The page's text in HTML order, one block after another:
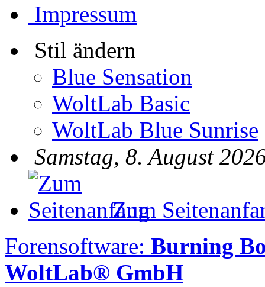
Impressum
Stil ändern
Blue Sensation
WoltLab Basic
WoltLab Blue Sunrise
Samstag, 8. August
Zum
Forensoftware: Burning
WoltLab® GmbH